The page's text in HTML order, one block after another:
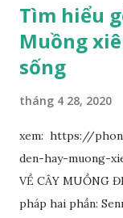
Tìm hiểu
Muồng
sống
tháng 4 28, 2020
xem: https://
den-hay-muong-
VỀ CÂY MUỒNG
pháp hai phần: